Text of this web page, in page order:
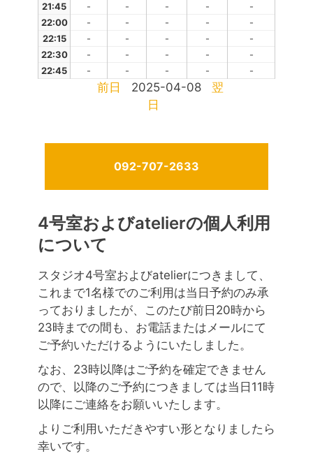
21:45
- - - -
-
22:00
- - - -
-
22:15
- - - -
-
22:30
- - - -
-
22:45
- - - - -
前日 2025-04-08
翌
日
092-707-2633
4号室およびatelierの個人利用
について
スタジオ4号室およびatelierにつきまして、
これまで1名様でのご利用は当日予約のみ承
っておりましたが、このたび前日20時から
23時までの間も、お電話またはメールにて
ご予約いただけるようにいたしました。
なお、23時以降はご予約を確定できません
ので、以降のご予約につきましては当日11時
以降にご連絡をお願いいたします。
よりご利用いただきやすい形となりましたら
幸いです。